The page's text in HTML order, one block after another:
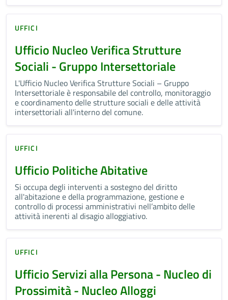
UFFICI
Ufficio Nucleo Verifica Strutture
Sociali - Gruppo Intersettoriale
L'Ufficio Nucleo Verifica Strutture Sociali – Gruppo
Intersettoriale è responsabile del controllo, monitoraggio
e coordinamento delle strutture sociali e delle attività
intersettoriali all'interno del comune.
UFFICI
Ufficio Politiche Abitative
Si occupa degli interventi a sostegno del diritto
all'abitazione e della programmazione, gestione e
controllo di processi amministrativi nell’ambito delle
attività inerenti al disagio alloggiativo.
UFFICI
Ufficio Servizi alla Persona - Nucleo di
Prossimità - Nucleo Alloggi